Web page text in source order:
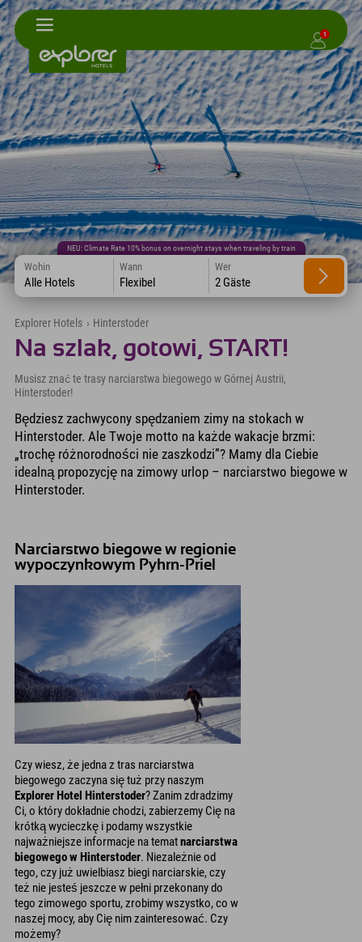
1
NEU: Climate Rate 10% bonus on overnight stays when traveling by train
Wohin
Alle Hotels
Wann
Flexibel
Wer
2 Gäste
Explorer Hotels › Hinterstoder
Na szlak, gotowi, START!
Musisz znać te trasy narciarstwa biegowego w Górnej Austrii,
Hinterstoder!
Będziesz zachwycony spędzaniem zimy na stokach w
Hinterstoder. Ale Twoje motto na każde wakacje brzmi:
„trochę różnorodności nie zaszkodzi”? Mamy dla Ciebie
idealną propozycję na zimowy urlop – narciarstwo biegowe w
Hinterstoder.
Narciarstwo biegowe w regionie
wypoczynkowym Pyhrn-Priel
Czy wiesz, że jedna z tras narciarstwa
biegowego zaczyna się tuż przy naszym
Explorer Hotel Hinterstoder? Zanim zdradzimy
Ci, o który dokładnie chodzi, zabierzemy Cię na
krótką wycieczkę i podamy wszystkie
najważniejsze informacje na tematnarciarstwa
biegowego w Hinterstoder. Niezależnie od
tego, czy już uwielbiasz biegi narciarskie, czy
też nie jesteś jeszcze w pełni przekonany do
tego zimowego sportu, zrobimy wszystko, co w
naszej mocy, aby Cię nim zainteresować. Czy
możemy?